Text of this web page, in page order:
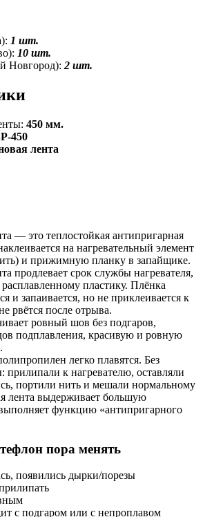
1 шт.
10 шт.
Новгород): 2 шт.
450 мм.
450
лента
— это теплостойкая антипригарная
на нагревательный элемент
и прижимную планку в запайщике.
продлевает срок службы нагревателя,
пластику. Плёнка
и запаивается, но не приклеивается к
рвётся после отрыва.
ровный шов без подгаров,
подплавления, красивую и ровную
легко плавятся. Без
прилипали к нагревателю, оставляли
портили нить и мешали нормальному
лента выдерживает большую
функцию «антипригарного
пора менять
появились дырки/порезы
с подгаром или с непроплавом